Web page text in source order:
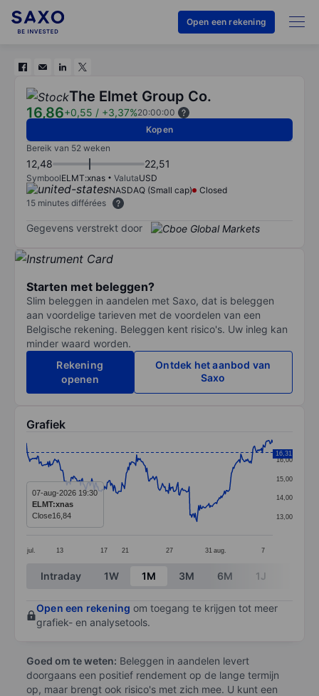
Open een rekening
The Elmet Group Co.
16,86+0,55 / +3,37%20:00:00
Kopen
Bereik van 52 weken
12,48 22,51
SymboolELMT:xnas ValutaUSD
NASDAQ (Small cap)
Closed
15 minutes différées
Gegevens verstrekt door
Starten met beleggen?
Slim beleggen in aandelen met Saxo, dat is beleggen
aan voordelige tarieven met de voordelen van een
Belgische rekening. Beleggen kent risico's. Uw inleg kan
minder waard worden.
Rekening
openen
Ontdek het aanbod van
Saxo
Grafiek
Line chart with 287 data points.
The chart has 1 X axis displaying categories.
The chart has 1 Y axis displaying values. Data ranges
jul. 13 17 21 27 31 aug. 7
13,00
14,00
15,00
16,00
16,31
07-aug-2026 19:30
ELMT:xnas
Close16,84
End of interactive chart.
Intraday 1W 1M 3M 6M 1J
Open een rekening om toegang te krijgen tot meer
grafiek- en analysetools.
Goed om te weten: Beleggen in aandelen levert
doorgaans een positief rendement op de lange termijn
op, maar brengt ook risico's met zich mee. U kunt een